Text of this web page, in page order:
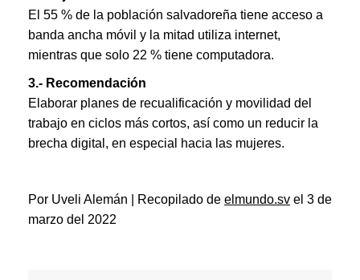
El 55 % de la población salvadoreña tiene acceso a
banda ancha móvil y la mitad utiliza internet,
mientras que solo 22 % tiene computadora.
3.- Recomendación
Elaborar planes de recualificación y movilidad del
trabajo en ciclos más cortos, así como un reducir la
brecha digital, en especial hacia las mujeres.
Por Uveli Alemán | Recopilado de elmundo.sv el 3 de
marzo del 2022